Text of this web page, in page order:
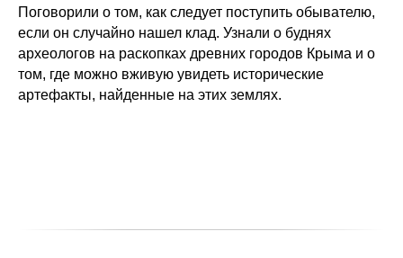
Поговорили о том, как следует поступить обывателю,
если он случайно нашел клад. Узнали о буднях
археологов на раскопках древних городов Крыма и о
том, где можно вживую увидеть исторические
артефакты, найденные на этих землях.